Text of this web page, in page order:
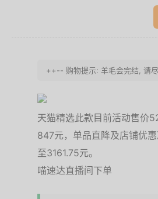
++-- 购物提示: 羊毛会完结, 请
天猫精选此款目前活动售价
847元，单品直降及店铺优
至3161.75元。
喵速达直播间下单